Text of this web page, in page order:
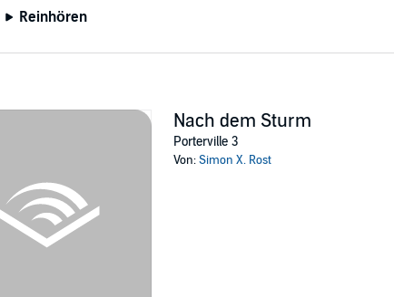
Reinhören
Nach dem Sturm
Porterville 3
Von:Simon X. Rost